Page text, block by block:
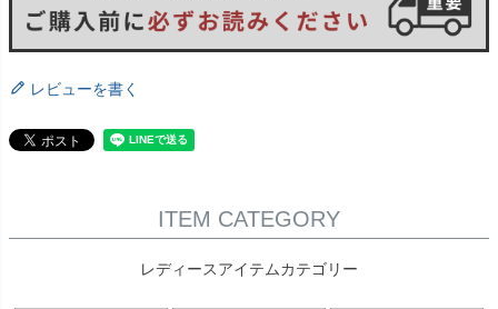
レビューを書く
ITEM CATEGORY
レディースアイテムカテゴリー